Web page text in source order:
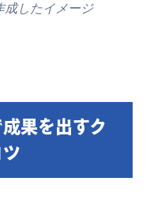
成したイメージ
果を出すク